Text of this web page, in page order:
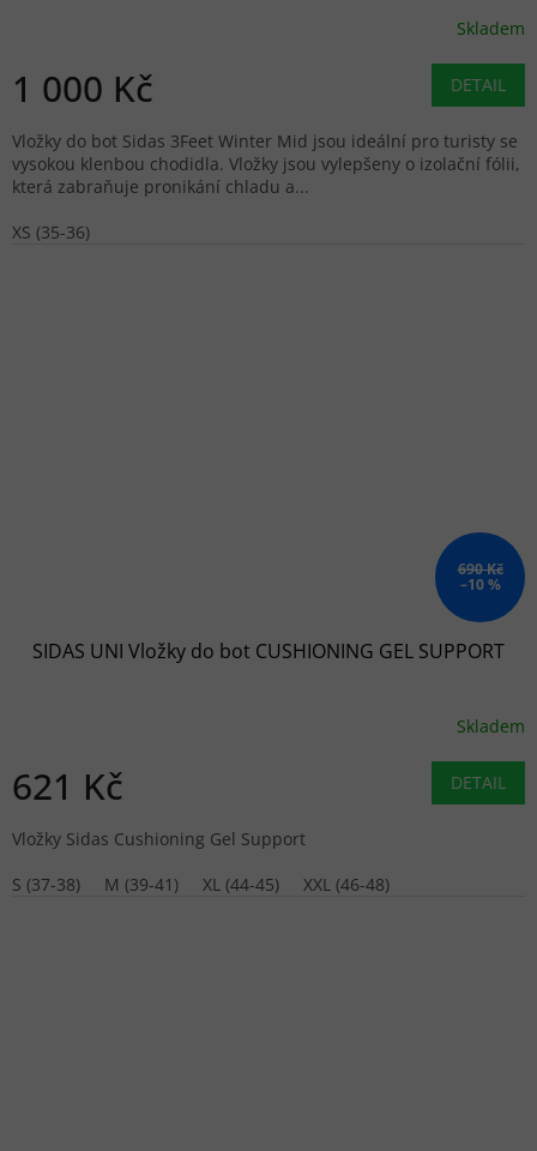
Skladem
1 000 Kč DETAIL
Vložky do bot Sidas 3Feet Winter Mid jsou ideální pro turisty se
vysokou klenbou chodidla. Vložky jsou vylepšeny o izolační fólii,
která zabraňuje pronikání chladu a...
XS (35-36)
690 Kč
–10 %
SIDAS UNI Vložky do bot CUSHIONING GEL SUPPORT
Skladem
621 Kč DETAIL
Vložky Sidas Cushioning Gel Support
S (37-38)
M (39-41) XL (44-45) XXL (46-48)